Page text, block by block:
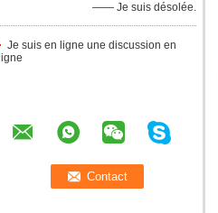
—— Je suis désolée.
Je suis en ligne une discussion en
ligne